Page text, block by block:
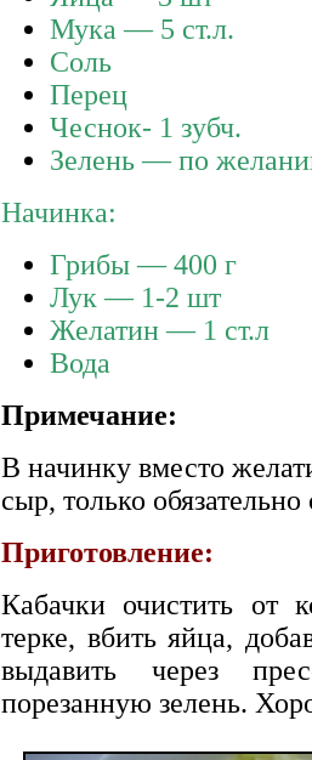
Мука — 5 ст.л.
Соль
Перец
Чеснок- 1 зубч.
Зелень — по
Начинка:
Грибы — 400 г
Лук — 1-2 шт
Желатин — 1 ст.л
Вода
Примечание:
В начинку вместо
сыр, только
Приготовление:
Кабачки очистить от
терке, вбить яйца,
выдавить через
порезанную зелень.